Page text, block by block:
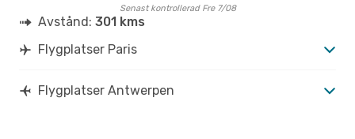
Senast kontrollerad Fre 7/08
Avstånd: 301 kms
Flygplatser Paris
Flygplatser Antwerpen